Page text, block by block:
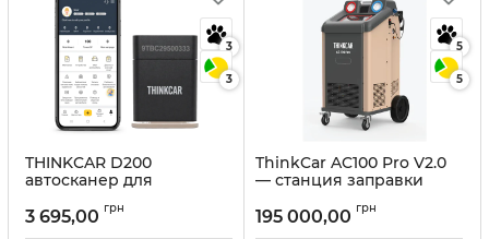
3
3
THINKCAR D200
автосканер для
автомобиля, без
3 695,00 грн
5
5
ThinkCar AC100 Pro V2.0
— станция заправки
Артикул:10392
195 000,00 грн